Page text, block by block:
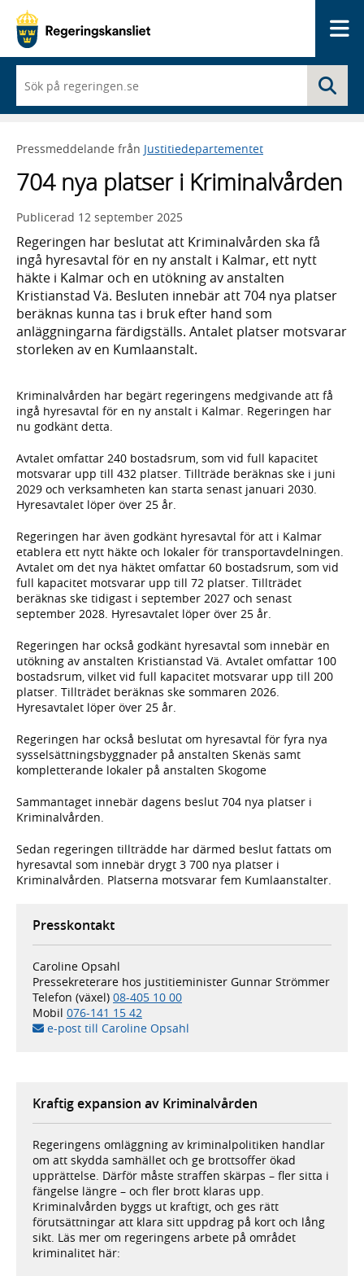
du
börjar
skriva
framträder
lista
med
sökförslag
Pressmeddelande från Justitiedepartementet
704 nya platser i Kriminalvården
Publicerad 12 september 2025
Regeringen har beslutat att Kriminalvården ska få
ingå hyresavtal för en ny anstalt i Kalmar, ett nytt
häkte i Kalmar och en utökning av anstalten
Kristianstad Vä. Besluten innebär att 704 nya platser
beräknas kunna tas i bruk efter hand som
anläggningarna färdigställs. Antalet platser motsvarar
storleken av en Kumlaanstalt.
Kriminalvården har begärt regeringens medgivande att få
ingå hyresavtal för en ny anstalt i Kalmar. Regeringen har
nu godkänt detta.
Avtalet omfattar 240 bostadsrum, som vid full kapacitet
motsvarar upp till 432 platser. Tillträde beräknas ske i juni
2029 och verksamheten kan starta senast januari 2030.
Hyresavtalet löper över 25 år.
Regeringen har även godkänt hyresavtal för att i Kalmar
etablera ett nytt häkte och lokaler för transportavdelningen.
Avtalet om det nya häktet omfattar 60 bostadsrum, som vid
full kapacitet motsvarar upp till 72 platser. Tillträdet
beräknas ske tidigast i september 2027 och senast
september 2028. Hyresavtalet löper över 25 år.
Regeringen har också godkänt hyresavtal som innebär en
utökning av anstalten Kristianstad Vä. Avtalet omfattar 100
bostadsrum, vilket vid full kapacitet motsvarar upp till 200
platser. Tillträdet beräknas ske sommaren 2026.
Hyresavtalet löper över 25 år.
Regeringen har också beslutat om hyresavtal för fyra nya
sysselsättningsbyggnader på anstalten Skenäs samt
kompletterande lokaler på anstalten Skogome
Sammantaget innebär dagens beslut 704 nya platser i
Kriminalvården.
Sedan regeringen tillträdde har därmed beslut fattats om
hyresavtal som innebär drygt 3 700 nya platser i
Kriminalvården. Platserna motsvarar fem Kumlaanstalter.
Presskontakt
Caroline Opsahl
Pressekreterare hos justitieminister Gunnar Strömmer
Telefon (växel) 08-405 10 00
Mobil 076-141 15 42
e-post till Caroline Opsahl
Kraftig expansion av Kriminalvården
Regeringens omläggning av kriminalpolitiken handlar
om att skydda samhället och ge brottsoffer ökad
upprättelse. Därför måste straffen skärpas – fler sitta i
fängelse längre – och fler brott klaras upp.
Kriminalvården byggs ut kraftigt, och ges rätt
förutsättningar att klara sitt uppdrag på kort och lång
sikt. Läs mer om regeringens arbete på området
kriminalitet här: